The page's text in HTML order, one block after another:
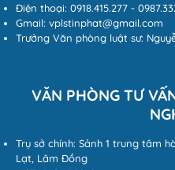
Điện thoại: 0918.415.277 -
Gmail: vplstinphat@gmail.com
Trưởng Văn phòng luật sư:
VĂN PHÒNG TƯ
Trụ sở chính: Sảnh 1 trung tâm
Lạt, Lâm Đồng